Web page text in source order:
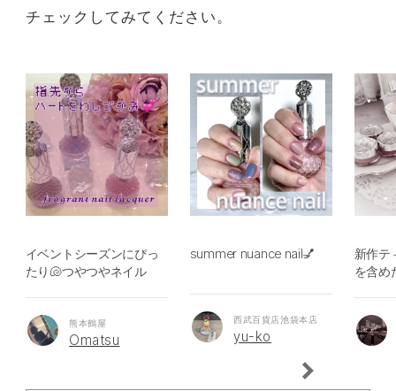
チェックしてみてください。
イベントシーズンにぴっ
たり🐚つやつやネイル
熊本鶴屋
Omatsu
summer nuance nail💅
西武百貨店池袋本店
yu-ko
新作テ
を含め